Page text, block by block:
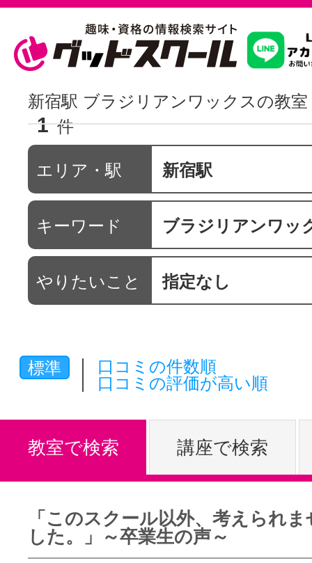
習いたいこ
スクールを
駅・路線か
通信講座を
グッドスク
新宿駅 ブラジリアンワックスの教
1 件
エリア・駅 新宿駅
キーワード ブラジリアンワッ
やりたいこと 指定なし
標準
口コミの件数順
口コミの評価が高い順
教室で検索 講座で検索
「このスクール以外、考えられ
した。」～卒業生の声～